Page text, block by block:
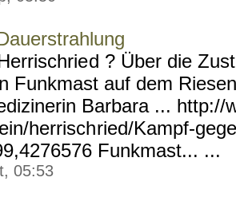
d ? Über die
Funkmast auf dem
Barbara ... http://
herrischried/Kampf-
Funkmast... ...
05:53